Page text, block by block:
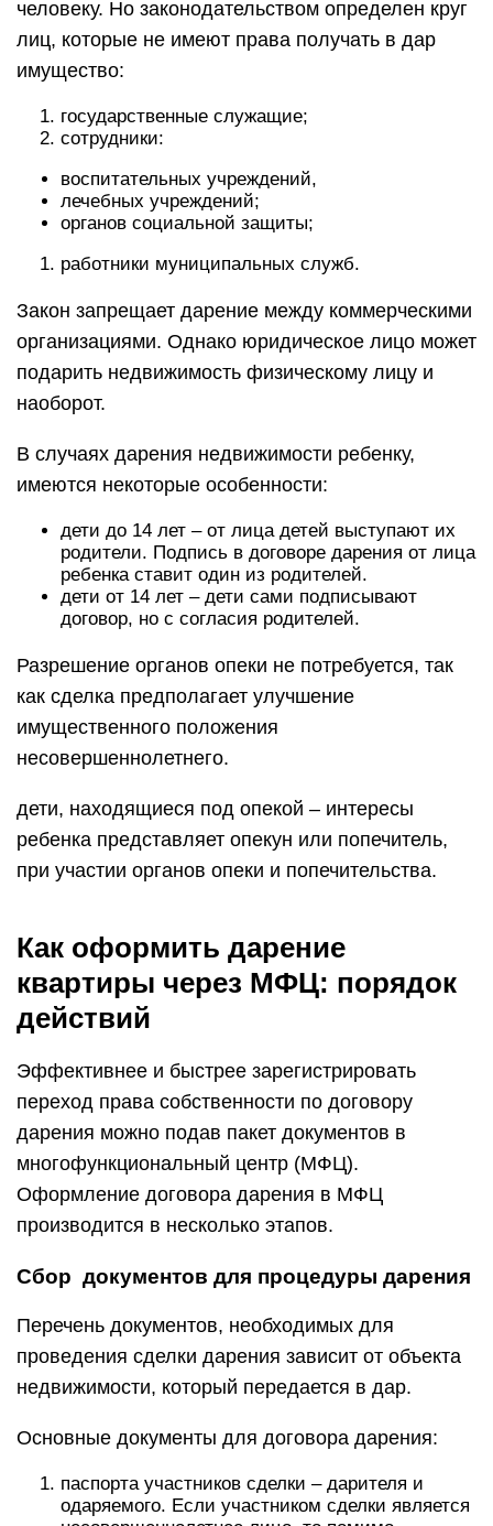
человеку. Но законодательством определен круг
лиц, которые не имеют права получать в дар
имущество:
государственные служащие;
сотрудники:
воспитательных учреждений,
лечебных учреждений;
органов социальной защиты;
работники муниципальных служб.
Закон запрещает дарение между коммерческими
организациями. Однако юридическое лицо может
подарить недвижимость физическому лицу и
наоборот.
В случаях дарения недвижимости ребенку,
имеются некоторые особенности:
дети до 14 лет – от лица детей выступают их
родители. Подпись в договоре дарения от лица
ребенка ставит один из родителей.
дети от 14 лет – дети сами подписывают
договор, но с согласия родителей.
Разрешение органов опеки не потребуется, так
как сделка предполагает улучшение
имущественного положения
несовершеннолетнего.
дети, находящиеся под опекой – интересы
ребенка представляет опекун или попечитель,
при участии органов опеки и попечительства.
Как оформить дарение
квартиры через МФЦ: порядок
действий
Эффективнее и быстрее зарегистрировать
переход права собственности по договору
дарения можно подав пакет документов в
многофункциональный центр (МФЦ).
Оформление договора дарения в МФЦ
производится в несколько этапов.
Сбор документов для процедуры дарения
Перечень документов, необходимых для
проведения сделки дарения зависит от объекта
недвижимости, который передается в дар.
Основные документы для договора дарения:
паспорта участников сделки – дарителя и
одаряемого. Если участником сделки является